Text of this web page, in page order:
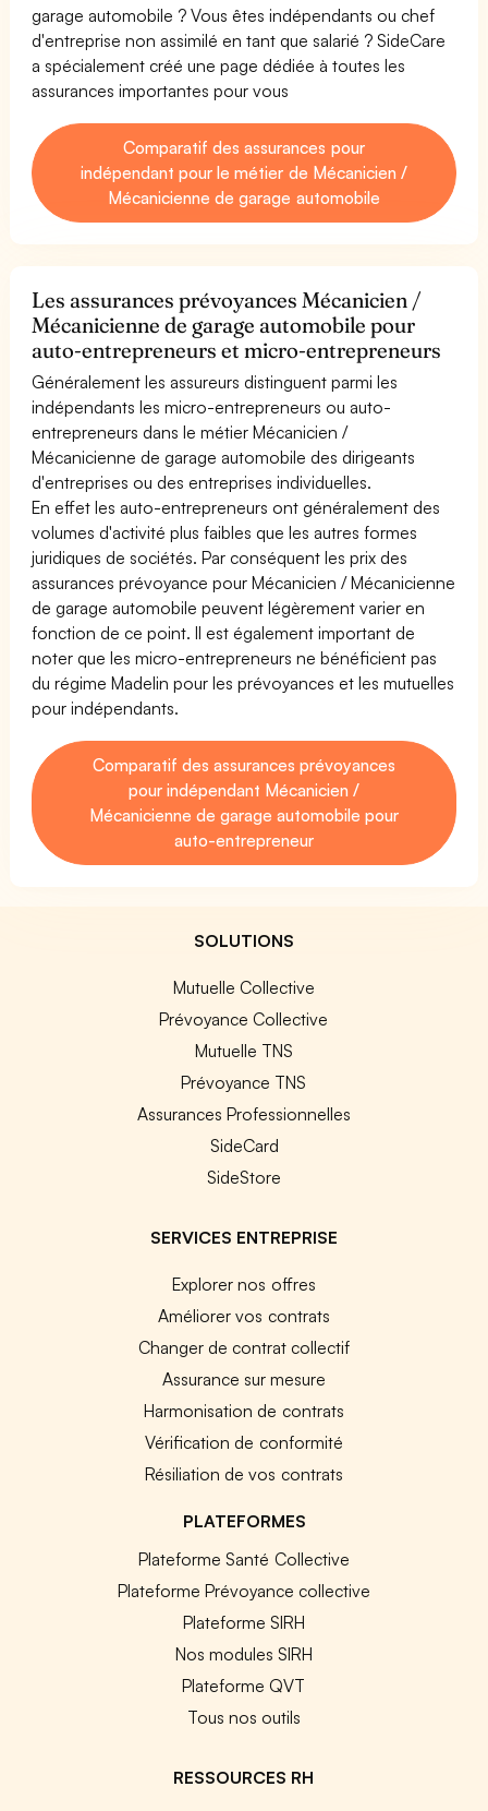
garage automobile ? Vous êtes indépendants ou chef
d'entreprise non assimilé en tant que salarié ? SideCare
a spécialement créé une page dédiée à toutes les
assurances importantes pour vous
Comparatif des assurances pour
indépendant pour le métier de Mécanicien /
Mécanicienne de garage automobile
Les assurances prévoyances Mécanicien /
Mécanicienne de garage automobile pour
auto-entrepreneurs et micro-entrepreneurs
Généralement les assureurs distinguent parmi les
indépendants les micro-entrepreneurs ou auto-
entrepreneurs dans le métier Mécanicien /
Mécanicienne de garage automobile des dirigeants
d'entreprises ou des entreprises individuelles.
En effet les auto-entrepreneurs ont généralement des
volumes d'activité plus faibles que les autres formes
juridiques de sociétés. Par conséquent les prix des
assurances prévoyance pour Mécanicien / Mécanicienne
de garage automobile peuvent légèrement varier en
fonction de ce point. Il est également important de
noter que les micro-entrepreneurs ne bénéficient pas
du régime Madelin pour les prévoyances et les mutuelles
pour indépendants.
Comparatif des assurances prévoyances
pour indépendant Mécanicien /
Mécanicienne de garage automobile pour
auto-entrepreneur
SOLUTIONS
Mutuelle Collective
Prévoyance Collective
Mutuelle TNS
Prévoyance TNS
Assurances Professionnelles
SideCard
SideStore
SERVICES ENTREPRISE
Explorer nos offres
Améliorer vos contrats
Changer de contrat collectif
Assurance sur mesure
Harmonisation de contrats
Vérification de conformité
Résiliation de vos contrats
PLATEFORMES
Plateforme Santé Collective
Plateforme Prévoyance collective
Plateforme SIRH
Nos modules SIRH
Plateforme QVT
Tous nos outils
RESSOURCES RH